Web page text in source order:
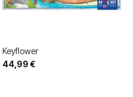
Keyflower
44,99 €